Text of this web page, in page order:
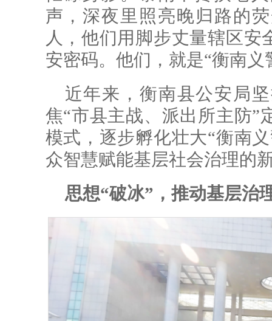
声，深夜里照亮晚归路的
人，他们用脚步丈量辖区安
安密码。他们，就是“衡南义
近年来，衡南县公安局
焦“市县主战、派出所主防”
模式，逐步孵化壮大“衡南
众智慧赋能基层社会治理的
思想“破冰”，推动基层治